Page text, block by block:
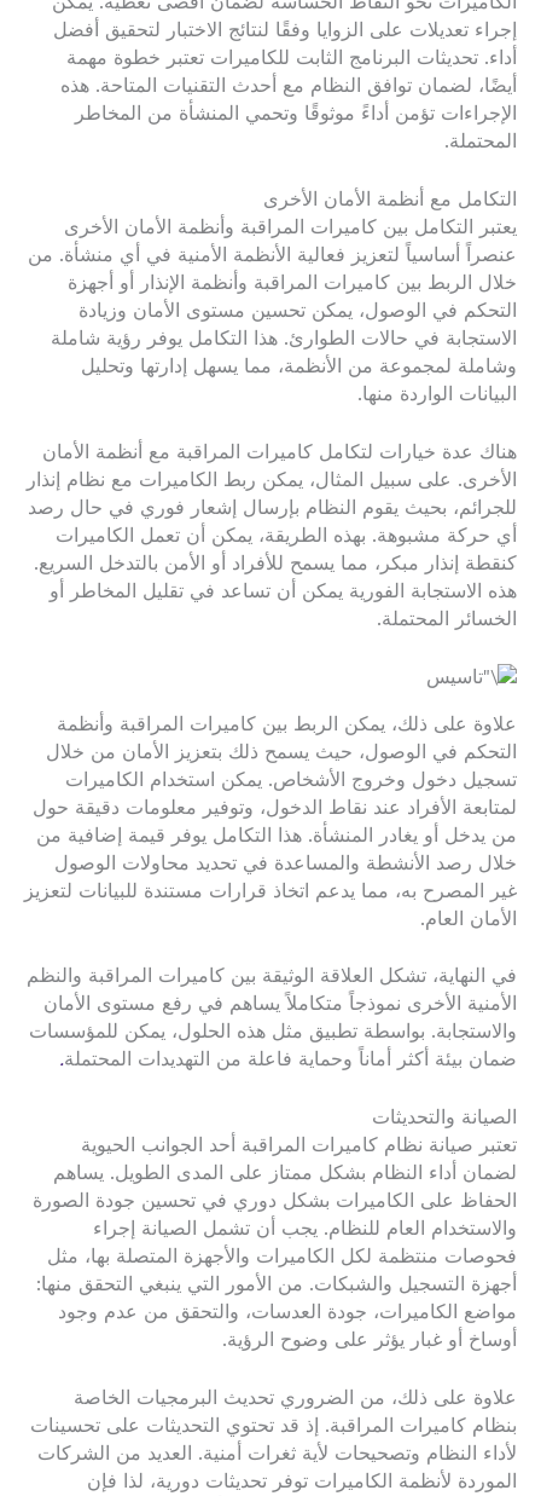
إجراء تعديلات على الزوايا وفقًا لنتائج الاختبار لتحقيق أفضل
أداء. تحديثات البرنامج الثابت للكاميرات تعتبر خطوة مهمة
أيضًا، لضمان توافق النظام مع أحدث التقنيات المتاحة. هذه
الإجراءات تؤمن أداءً موثوقًا وتحمي المنشأة من المخاطر
المحتملة.
التكامل مع أنظمة الأمان الأخرى
يعتبر التكامل بين كاميرات المراقبة وأنظمة الأمان الأخرى
عنصراً أساسياً لتعزيز فعالية الأنظمة الأمنية في أي منشأة. من
خلال الربط بين كاميرات المراقبة وأنظمة الإنذار أو أجهزة
التحكم في الوصول، يمكن تحسين مستوى الأمان وزيادة
الاستجابة في حالات الطوارئ. هذا التكامل يوفر رؤية شاملة
وشاملة لمجموعة من الأنظمة، مما يسهل إدارتها وتحليل
البيانات الواردة منها.
هناك عدة خيارات لتكامل كاميرات المراقبة مع أنظمة الأمان
الأخرى. على سبيل المثال، يمكن ربط الكاميرات مع نظام إنذار
للجرائم، بحيث يقوم النظام بإرسال إشعار فوري في حال رصد
أي حركة مشبوهة. بهذه الطريقة، يمكن أن تعمل الكاميرات
كنقطة إنذار مبكر، مما يسمح للأفراد أو الأمن بالتدخل السريع.
هذه الاستجابة الفورية يمكن أن تساعد في تقليل المخاطر أو
الخسائر المحتملة.
علاوة على ذلك، يمكن الربط بين كاميرات المراقبة وأنظمة
التحكم في الوصول، حيث يسمح ذلك بتعزيز الأمان من خلال
تسجيل دخول وخروج الأشخاص. يمكن استخدام الكاميرات
لمتابعة الأفراد عند نقاط الدخول، وتوفير معلومات دقيقة حول
من يدخل أو يغادر المنشأة. هذا التكامل يوفر قيمة إضافية من
خلال رصد الأنشطة والمساعدة في تحديد محاولات الوصول
غير المصرح به، مما يدعم اتخاذ قرارات مستندة للبيانات لتعزيز
الأمان العام.
في النهاية، تشكل العلاقة الوثيقة بين كاميرات المراقبة والنظم
الأمنية الأخرى نموذجاً متكاملاً يساهم في رفع مستوى الأمان
والاستجابة. بواسطة تطبيق مثل هذه الحلول، يمكن للمؤسسات
ضمان بيئة أكثر أماناً وحماية فاعلة من التهديدات المحتملة.
الصيانة والتحديثات
تعتبر صيانة نظام كاميرات المراقبة أحد الجوانب الحيوية
لضمان أداء النظام بشكل ممتاز على المدى الطويل. يساهم
الحفاظ على الكاميرات بشكل دوري في تحسين جودة الصورة
والاستخدام العام للنظام. يجب أن تشمل الصيانة إجراء
فحوصات منتظمة لكل الكاميرات والأجهزة المتصلة بها، مثل
أجهزة التسجيل والشبكات. من الأمور التي ينبغي التحقق منها:
مواضع الكاميرات، جودة العدسات، والتحقق من عدم وجود
أوساخ أو غبار يؤثر على وضوح الرؤية.
علاوة على ذلك، من الضروري تحديث البرمجيات الخاصة
بنظام كاميرات المراقبة. إذ قد تحتوي التحديثات على تحسينات
لأداء النظام وتصحيحات لأية ثغرات أمنية. العديد من الشركات
الموردة لأنظمة الكاميرات توفر تحديثات دورية، لذا فإن